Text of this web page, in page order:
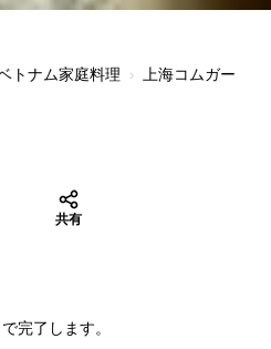
トナム家庭料理 › 上海コムガー
共有
完了します。